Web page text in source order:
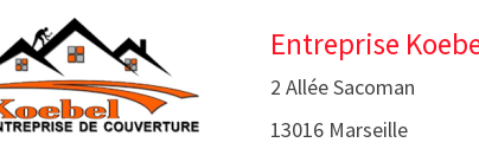
Entreprise
2 Allée Sacoman
13016 Marseille